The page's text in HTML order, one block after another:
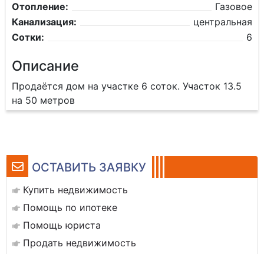
ОСТАВИТЬ ЗАЯВКУ
Купить недвижимость
Помощь по ипотеке
Помощь юриста
Продать недвижимость
Отопление:
Газовое
Канализация:
центральная
Сотки:
6
Описание
Продаётся дом на участке 6 соток. Участок 13.5
на 50 метров